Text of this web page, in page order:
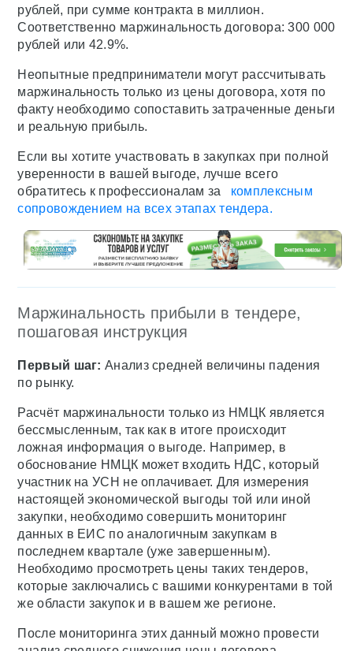
рублей, при сумме контракта в миллион.
Соответственно маржинальность договора: 300 000
рублей или 42.9%.
Неопытные предприниматели могут рассчитывать
маржинальность только из цены договора, хотя по
факту необходимо сопоставить затраченные деньги
и реальную прибыль.
Если вы хотите участвовать в закупках при полной
уверенности в вашей выгоде, лучше всего
обратитесь к профессионалам за
комплексным
сопровождением на всех этапах тендера.
Маржинальность прибыли в тендере,
пошаговая инструкция
Первый шаг:Анализ средней величины падения
по рынку.
Расчёт маржинальности только из НМЦК является
бессмысленным, так как в итоге происходит
ложная информация о выгоде. Например, в
обоснование НМЦК может входить НДС, который
участник на УСН не оплачивает. Для измерения
настоящей экономической выгоды той или иной
закупки, необходимо совершить мониторинг
данных в ЕИС по аналогичным закупкам в
последнем квартале (уже завершенным).
Необходимо просмотреть цены таких тендеров,
которые заключались с вашими конкурентами в той
же области закупок и в вашем же регионе.
После мониторинга этих данный можно провести